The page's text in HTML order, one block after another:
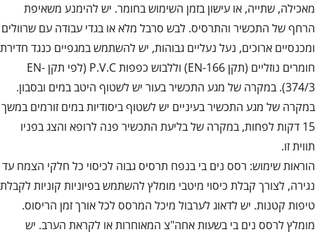
מאכילה, שתייה, או עישון בזמן השימוש בחומר. יש להימנע משאיפת
הרחף של התכשיר והתרסיס. לבש סרבל מלא או בגדי עבודה עם שרוולים
ומכנסיים ארוכים, נעל נעליים גבוהות, יש להשתמש במגפיים כנגד חדירת
חומרים נוזליים (תקן EN-166) וללבוש כפפות P.V.C (לפי תקן EN-
374/3). במקרה של מגע התכשיר בעור יש לשטוף היטב במים ובסבון.
במקרה של מגע התכשיר בעיניים יש לשטוף ביסודיות במים זורמים במשך
15 דקות לפחות, במקרה של בליעת התכשיר פנה לרופא והצג בפניו
תווית זו.
הוראות שימוש: רסס נים בי בנפח תרסיס גבוה לכיסוי כל חלקי הצמח עד
נגירה, לצורך קבלת כיסוי מיטבי מומלץ להשתמש בפיוניות קוניות לקבלת
טיפות קטנות. יש לדאוג לערבול מיכל המרסס לכל אורך זמן הריסוס.
מומלץ לרסס נים בי בשעות אחה"צ המאוחרות או לקראת הערב. יש